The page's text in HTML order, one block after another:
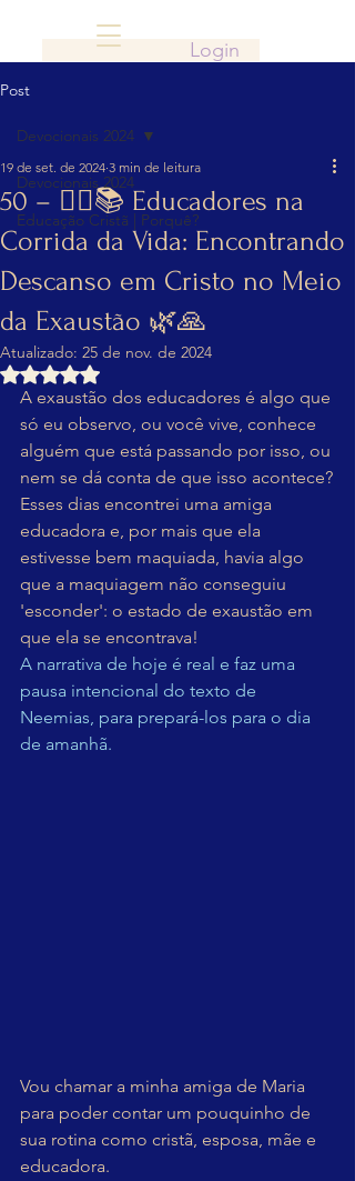
Login
Post
Devocionais 2024
Educação Cristã | Porquê?
Devocionais 2024
50 – 🏃‍♀️📚 Educadores na
Corrida da Vida: Encontrando
Descanso em Cristo no Meio
da Exaustão 🌿🙏
19 de set. de 2024 3 min de leitura
Atualizado: 25 de nov. de 2024
Avaliado com NaN de 5 estrelas.
A exaustão dos educadores é algo que
só eu observo, ou você vive, conhece
alguém que está passando por isso, ou
nem se dá conta de que isso acontece?
Esses dias encontrei uma amiga
educadora e, por mais que ela
estivesse bem maquiada, havia algo
que a maquiagem não conseguiu
'esconder': o estado de exaustão em
que ela se encontrava!
A narrativa de hoje é real e faz uma
pausa intencional do texto de
Neemias, para prepará-los para o dia
de amanhã.
Vou chamar a minha amiga de Maria
para poder contar um pouquinho de
sua rotina como cristã, esposa, mãe e
educadora.